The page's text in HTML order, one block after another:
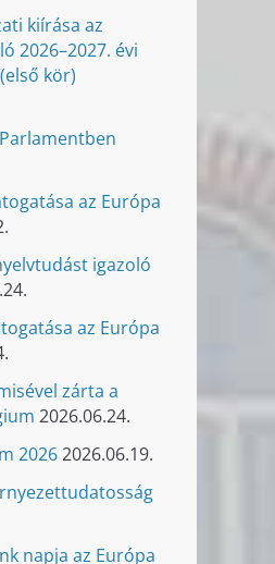
kiírása az
2026–2027. évi
kör)
az Európa
igazoló
az Európa
zárta a
2026.06.24.
20262026.06.19.
napja az Európa